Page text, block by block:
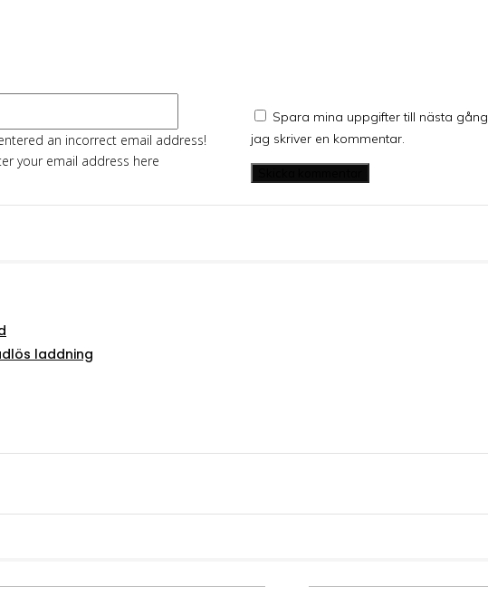
an incorrect email address!
your email address here
Spara mina uppgifter till nästa gång
jag skriver en kommentar.
laddning